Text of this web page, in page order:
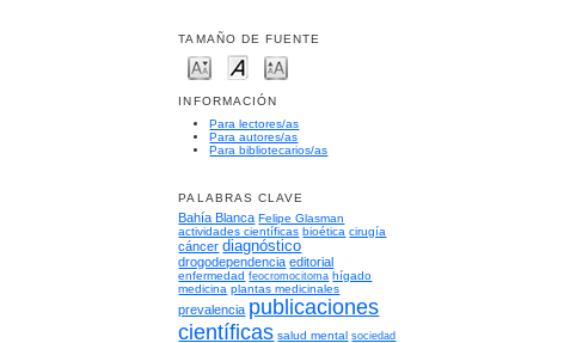
TAMAÑO DE FUENTE
INFORMACIÓN
Para lectores/as
Para autores/as
Para bibliotecarios/as
PALABRAS CLAVE
Bahía Blanca Felipe Glasman
actividades científicas bioética cirugía
cáncer diagnóstico
drogodependencia editorial
enfermedad feocromocitoma hígado
medicina plantas medicinales
prevalencia publicaciones
científicas salud mental sociedad